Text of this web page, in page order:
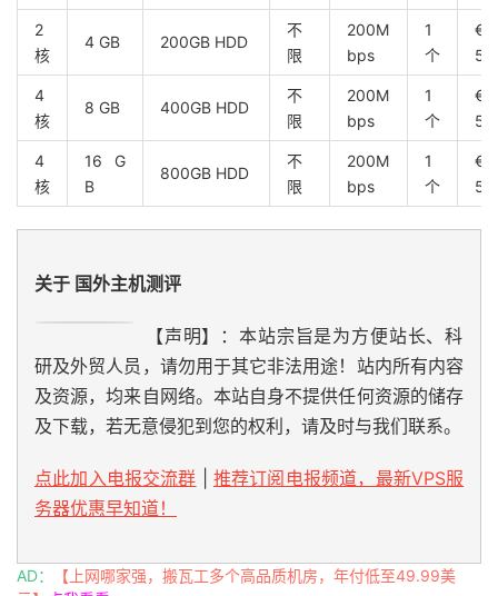
2
核
4 GB 200GB HDD
不
限
200M
bps
1
个
€
5/
4
核
8 GB 400GB HDD
不
限
200M
bps
1
个
€
5/
4
核
16 G
B
800GB HDD
不
限
200M
bps
1
个
€
5/
关于 国外主机测评
【声明】：本站宗旨是为方便站长、科
研及外贸人员，请勿用于其它非法用途！站内所有内容
及资源，均来自网络。本站自身不提供任何资源的储存
及下载，若无意侵犯到您的权利，请及时与我们联系。
点此加入电报交流群
推荐订阅电报频道，最新VPS服
务器优惠早知道！
AD：
【上网哪家强，搬瓦工多个高品质机房，年付低至49.99美